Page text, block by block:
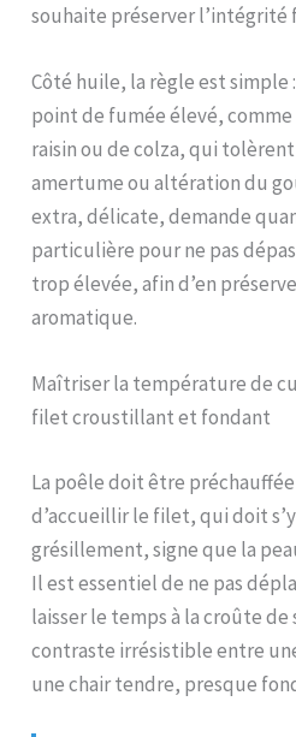
souhaite préserver l’intégrité
Côté huile, la règle est simple
point de fumée élevé,
raisin ou de colza, qui
amertume ou altération du
extra, délicate, demande
particulière pour ne pas
trop élevée, afin d’en
aromatique.
Maîtriser la température de
filet croustillant et fondant
La poêle doit être
d’accueillir le filet, qui doit
grésillement, signe que la
Il est essentiel de ne pas
laisser le temps à la croûte
contraste irrésistible entre
une chair tendre, presque